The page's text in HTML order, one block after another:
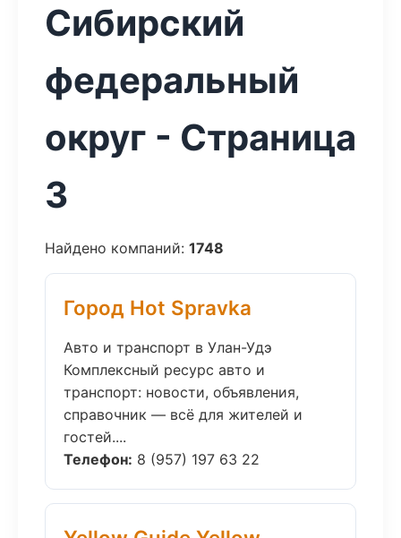
Сибирский
федеральный
округ - Страница
3
Найдено компаний: 1748
Город Hot Spravka
Авто и транспорт в Улан-Удэ
Комплексный ресурс авто и
транспорт: новости, объявления,
справочник — всё для жителей и
гостей....
Телефон: 8 (957) 197 63 22